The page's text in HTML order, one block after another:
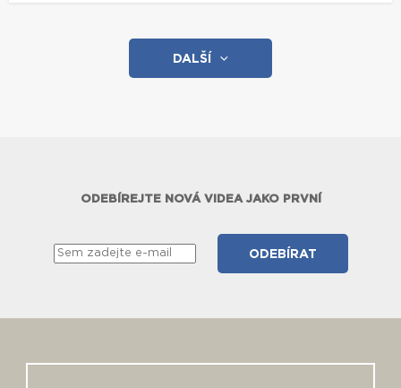
DALŠÍ
ODEBÍREJTE NOVÁ VIDEA JAKO PRVNÍ